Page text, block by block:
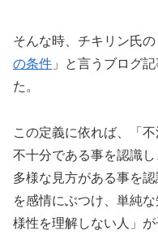
そんな時、チキリン氏の
の条件 」と言うブログ
た。
この定義に依れば、「
不十分である事を認識
多様な見方がある事を
を感情にぶつけ、単純
様性を理解しない人」が